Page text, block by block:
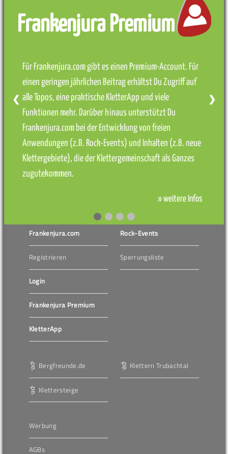
Frankenjura Premium
Für Frankenjura.com gibt es einen Premium-Account. Für
einen geringen jährlichen Beitrag erhältst Du Zugriff auf
alle Topos, eine praktische KletterApp und viele
Funktionen mehr. Darüber hinaus unterstützt Du
Frankenjura.com bei der Entwicklung von freien
Anwendungen (z.B. Rock-Events) und Inhalten (z.B. neue
Klettergebiete), die der Klettergemeinschaft als Ganzes
zugutekommen.
» weitere Infos
❮ ❯
Frankenjura.com
Registrieren
Login
Frankenjura Premium
KletterApp
Rock-Events
Sperrungsliste
Bergfreunde.de
Klettersteige
Klettern Trubachtal
Werbung
AGBs